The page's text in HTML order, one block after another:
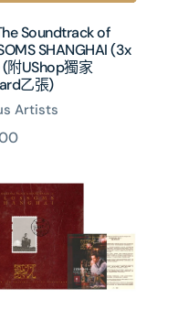
Soundtrack of
SHANGHAI (3x
附UShop獨家
乙張)
Artists